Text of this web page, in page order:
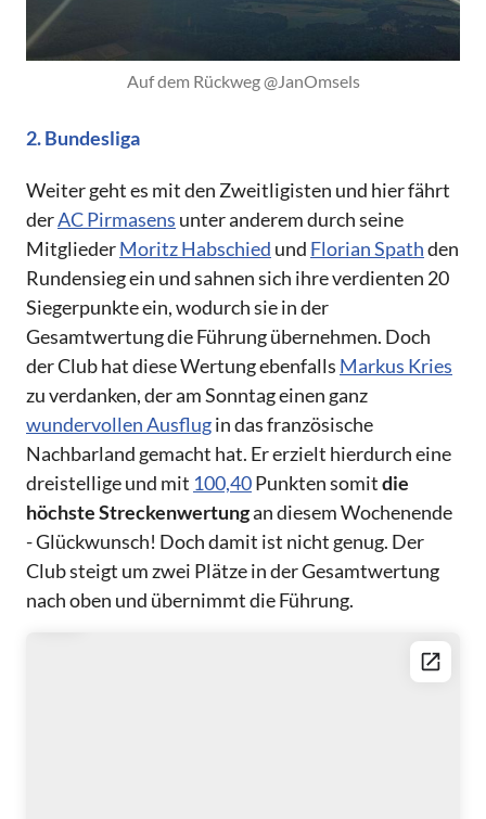
Auf dem Rückweg @JanOmsels
2. Bundesliga
Weiter geht es mit den Zweitligisten und hier fährt
derAC Pirmasens unter anderem durch seine
MitgliederMoritz Habschied und Florian Spathden
Rundensieg ein und sahnen sich ihre verdienten 20
Siegerpunkte ein, wodurch sie in der
Gesamtwertung die Führung übernehmen. Doch
der Club hat diese Wertung ebenfalls Markus Kries
zu verdanken, der am Sonntag einen ganz
wundervollen Ausflugin das französische
Nachbarland gemacht hat. Er erzielt hierdurch eine
dreistellige und mit 100,40Punkten somitdie
höchste Streckenwertungan diesem Wochenende
- Glückwunsch! Doch damit ist nicht genug. Der
Club steigt um zwei Plätze in der Gesamtwertung
nach oben und übernimmt die Führung.